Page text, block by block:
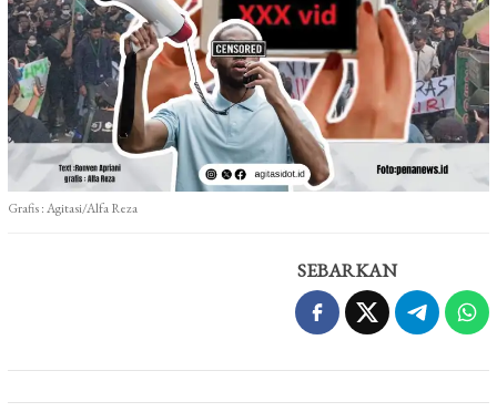
Grafis : Agitasi/Alfa Reza
SEBARKAN